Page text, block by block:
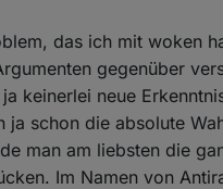
das ich mit woken
gegenüber
keinerlei neue
ja schon die absolute
man am liebsten die
Im Namen von